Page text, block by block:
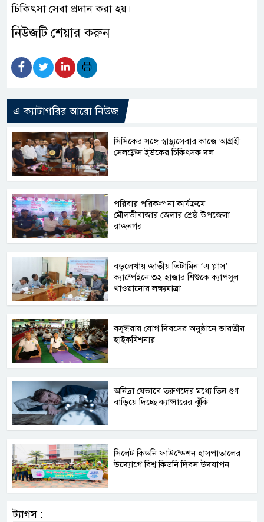
চিকিৎসা সেবা প্রদান করা হয়।
নিউজটি শেয়ার করুন
এ ক্যাটাগরির আরো নিউজ
সিসিকের সঙ্গে স্বাস্থ্যসেবার কাজে আগ্রহী
সেলফ্লেস ইউকের চিকিৎসক দল
পরিবার পরিকল্পনা কার্যক্রমে
মৌলভীবাজার জেলার শ্রেষ্ঠ উপজেলা
রাজনগর
বড়লেখায় জাতীয় ভিটামিন ‘এ প্লাস’
ক্যাম্পেইনে ৩২ হাজার শিশুকে ক্যাপসুল
খাওয়ানোর লক্ষ্যমাত্রা
বসুন্ধরায় যোগ দিবসের অনুষ্ঠানে ভারতীয়
হাইকমিশনার
অনিদ্রা যেভাবে তরুণদের মধ্যে তিন গুণ
বাড়িয়ে দিচ্ছে ক্যান্সারের ঝুঁকি
সিলেট কিডনি ফাউন্ডেশন হাসপাতালের
উদ্যোগে বিশ্ব কিডনি দিবস উদযাপন
ট্যাগস :